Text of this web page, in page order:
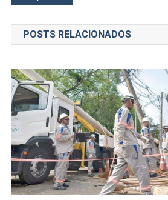
de
Post
POSTS RELACIONADOS